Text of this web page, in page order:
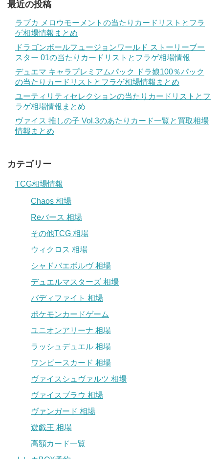
最近の投稿
ラブカ メロウモーメントの当たりカードリストとフラ
ゲ相場情報まとめ
ドラゴンボールフュージョンワールド ストーリーブー
スター 01の当たりカードリストとフラゲ相場情報
デュエマ キャラプレミアムパック ドラ娘100％パック
の当たりカードリストとフラゲ相場情報まとめ
ユーティリティセレクションの当たりカードリストとフ
ラゲ相場情報まとめ
ヴァイス 推しの子 Vol.3のあたりカード一覧と買取相場
情報まとめ
カテゴリー
TCG相場情報
Chaos 相場
Reバース 相場
その他TCG 相場
ウィクロス 相場
シャドバエボルヴ 相場
デュエルマスターズ 相場
バディファイト 相場
ポケモンカードゲーム
ユニオンアリーナ 相場
ラッシュデュエル 相場
ワンピースカード 相場
ヴァイスシュヴァルツ 相場
ヴァイスブラウ 相場
ヴァンガード 相場
遊戯王 相場
高額カード一覧